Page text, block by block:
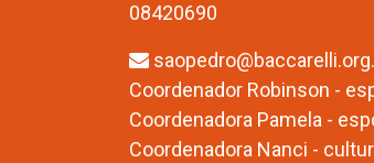
08420690
Coordenador Robinson -
Coordenadora Pamela -
Coordenadora Nanci -